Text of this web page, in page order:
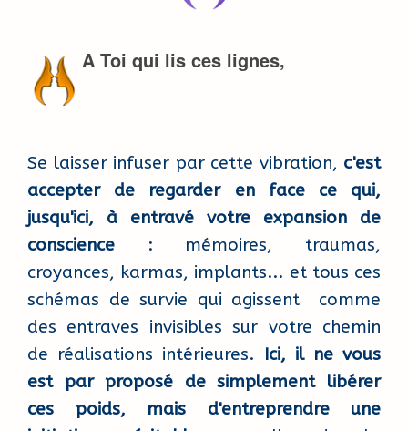
A Toi qui lis ces lignes,
Se laisser infuser par cette vibration, c'est
accepter de regarder en face ce qui,
jusqu'ici, à entravé votre expansion de
conscience : mémoires, traumas,
croyances, karmas, implants... et tous ces
schémas de survie qui agissent comme
des entraves invisibles sur votre chemin
de réalisations intérieures.
Ici, il ne vous
est par proposé de simplement libérer
ces poids, mais d'entreprendre une